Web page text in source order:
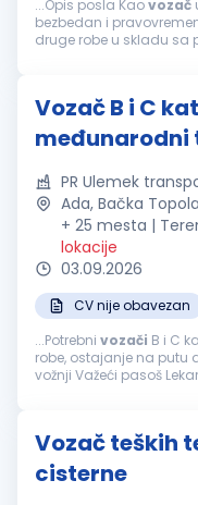
...Opis posla Kaovozač
bezbedan i
druge robe u skladu sa
Vozač B i C
PR Ulemek
Ada, Bačka
+ 25 mesta |
lokacije
03.09.2026
CV nije obavezan
...Potrebni vozači B i C
robe, ostajanje na putu do
vožnji Važeći pasoš
Vozač teških
cisterne